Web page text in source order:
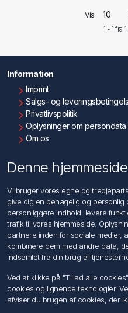
Vis
1 - 1 fra 1
Information
Imprint
Salgs- og
Privatlivspolitik
Oplysninger om
Om os
Søg
Min konto
Min konto
Ordrer
Adresser
Ansøg om Sælger konto
Denne
Vi bruger vores egne og
give dig en behagelig og personlig
personliggøre indhold, levere
trafik til vores hjemmeside.
partnere inden for sociale medier,
kombinere dem med andre data,
indsamlet fra din brug af
Ved at klikke på "Tillad alle
cookies og lignende teknologier.
afviser du brugen af cookies, der